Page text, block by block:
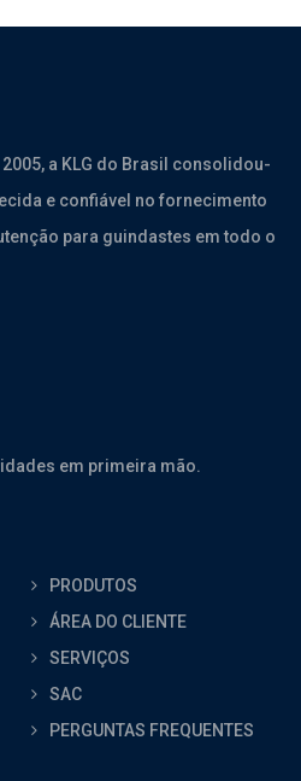
a KLG do Brasil consolidou-
e confiável no fornecimento
para guindastes em todo o
em primeira mão.
PRODUTOS
ÁREA DO CLIENTE
SERVIÇOS
SAC
PERGUNTAS FREQUENTES